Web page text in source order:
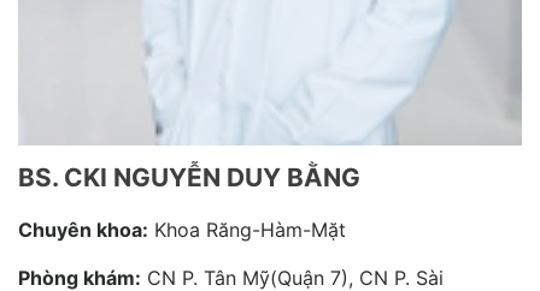
BS. CKI NGUYỄN DUY BẰNG
Chuyên khoa: Khoa Răng-Hàm-Mặt
Phòng khám: CN P. Tân Mỹ(Quận 7), CN P. Sài